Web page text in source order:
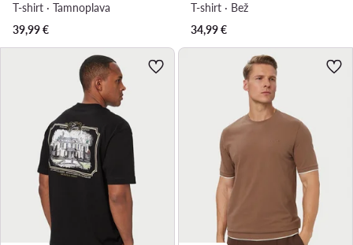
T-shirt · Tamnoplava
39,99€
T-shirt · Bež
34,99€